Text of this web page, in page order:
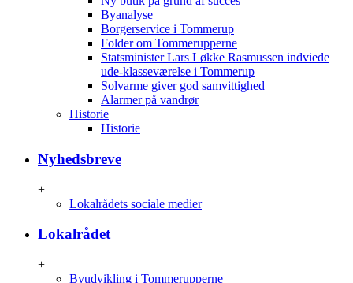
Byanalyse
Borgerservice i Tommerup
Folder om Tommerupperne
Statsminister Lars Løkke Rasmussen indviede
ude-klasseværelse i Tommerup
Solvarme giver god samvittighed
Alarmer på vandrør
Historie
Historie
Nyhedsbreve
+
Lokalrådets sociale medier
Lokalrådet
+
Byudvikling i Tommerupperne